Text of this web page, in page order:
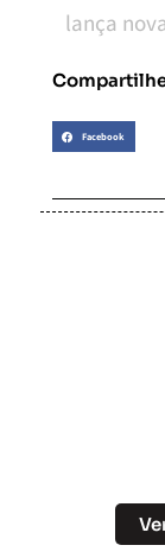
lança
Facebook